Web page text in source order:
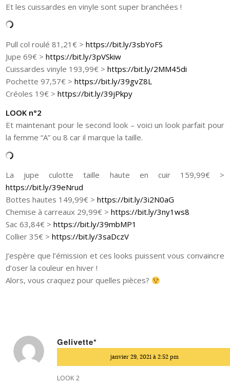
Et les cuissardes en vinyle sont super branchées !
Pull col roulé 81,21€ >https://bit.ly/3sbYoFS
Jupe 69€ >https://bit.ly/3pVSkiw
Cuissardes vinyle 193,99€ >https://bit.ly/2MM45di
Pochette 97,57€ >https://bit.ly/39gvZ8L
Créoles 19€ >https://bit.ly/39jPkpy
LOOK n°2
Et maintenant pour le second look – voici un look parfait pour
la femme “A” ou 8 car il marque la taille.
La jupe culotte taille haute en cuir 159,99€ >
https://bit.ly/39eNrud
Bottes hautes 149,99€ >https://bit.ly/3i2N0aG
Chemise à carreaux 29,99€ >https://bit.ly/3ny1ws8
Sac 63,84€ >https://bit.ly/39mbMP1
Collier 35€ >https://bit.ly/3saDczV
J’espère que l’émission et ces looks puissent vous convaincre
d’oser la couleur en hiver !
Alors, vous craquez pour quelles pièces?
Gelivette*
:
janvier 29, 2021 à 2:52 pm
LOOK 2